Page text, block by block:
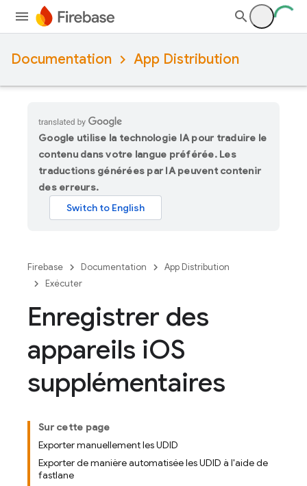
Documentation App Distribution
Google utilise la technologie IA pour traduire le
contenu dans votre langue préférée. Les
traductions générées par IA peuvent contenir
des erreurs.
Firebase Documentation
App Distribution
Exécuter
Enregistrer des
appareils iOS
supplémentaires
Sur cette page
Exporter manuellement les UDID
Exporter de manière automatisée les UDID à l'aide de
fastlane